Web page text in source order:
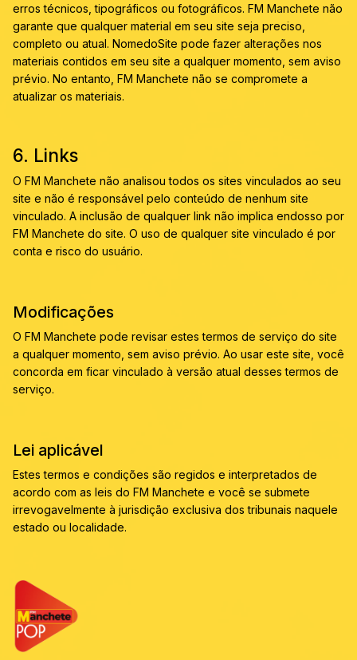
erros técnicos, tipográficos ou fotográficos. FM Manchete não
garante que qualquer material em seu site seja preciso,
completo ou atual. NomedoSite pode fazer alterações nos
materiais contidos em seu site a qualquer momento, sem aviso
prévio. No entanto, FM Manchete não se compromete a
atualizar os materiais.
6. Links
O FM Manchete não analisou todos os sites vinculados ao seu
site e não é responsável pelo conteúdo de nenhum site
vinculado. A inclusão de qualquer link não implica endosso por
FM Manchete do site. O uso de qualquer site vinculado é por
conta e risco do usuário.
Modificações
O FM Manchete pode revisar estes termos de serviço do site
a qualquer momento, sem aviso prévio. Ao usar este site, você
concorda em ficar vinculado à versão atual desses termos de
serviço.
Lei aplicável
Estes termos e condições são regidos e interpretados de
acordo com as leis do FM Manchete e você se submete
irrevogavelmente à jurisdição exclusiva dos tribunais naquele
estado ou localidade.